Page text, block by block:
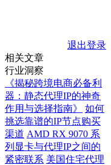
退出登录
相关文章
行业洞察
《揭秘跨境电商必备利
器：静态代理IP的神奇
作用与选择指南》
如何
挑选靠谱的IP节点购买
渠道 AMD RX 9070 系
列显卡与代理IP之间的
紧密联系 美国住宅代理